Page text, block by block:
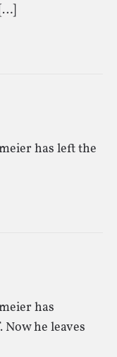
has left the
has
he leaves